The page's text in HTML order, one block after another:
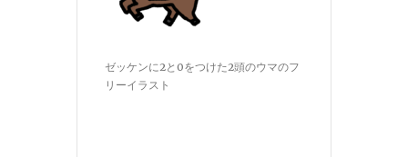
ゼッケンに2と0をつけた2頭のウマのフ
リーイラスト